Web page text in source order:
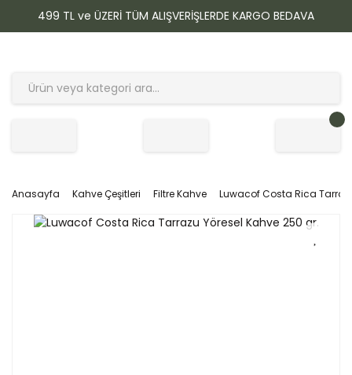
499 TL ve ÜZERİ TÜM ALIŞVERİŞLERDE KARGO BEDAVA
Anasayfa Kahve Çeşitleri Filtre Kahve Luwacof Costa Rica